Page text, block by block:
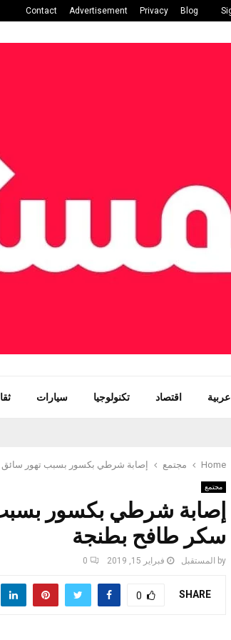
Blog
Privacy
Advertisement
Contact
عربية اقتصاد تكنولوجيا سيارات
Home مجتمع إصابة شرطي بكسور بسبب تهور سائق
مجتمع
إصابة شرطي بكسور
سكر طافح بطنجة
by المستقبل فبراير 15, 2019 0
SHARE
0